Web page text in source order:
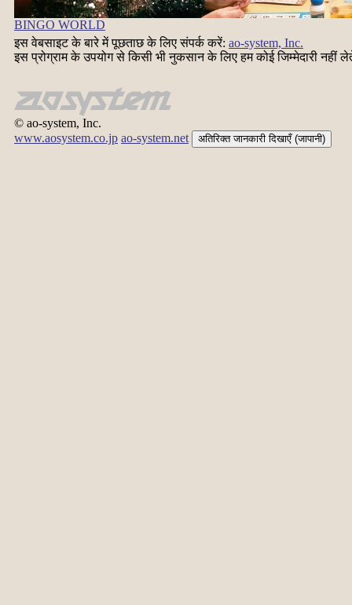
BINGO WORLD
इस वेबसाइट के बारे में पूछताछ के लिए संपर्क करें: ao-system, Inc.
इस प्रोग्राम के उपयोग से किसी भी नुकसान के लिए हम कोई जिम्मेदारी नहीं
© ao-system, Inc.
www.aosystem.co.jp ao-system.net अतिरिक्त जानकारी दिखाएँ (जापानी)